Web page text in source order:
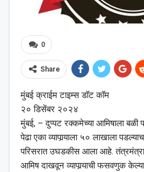
0
Share
मुंबई क्राईम टाइम्स डॉट कॉम
२० डिसेंबर २०२४
मुंबई, – दुप्पट रक्कमेच्या आमिषाला बळी
पेढा एका व्यापार्‍याला ५० लाखाला
परिसरात उघडकीस आला आहे.
आमिष दाखवून व्यापार्‍याची फसवणुक